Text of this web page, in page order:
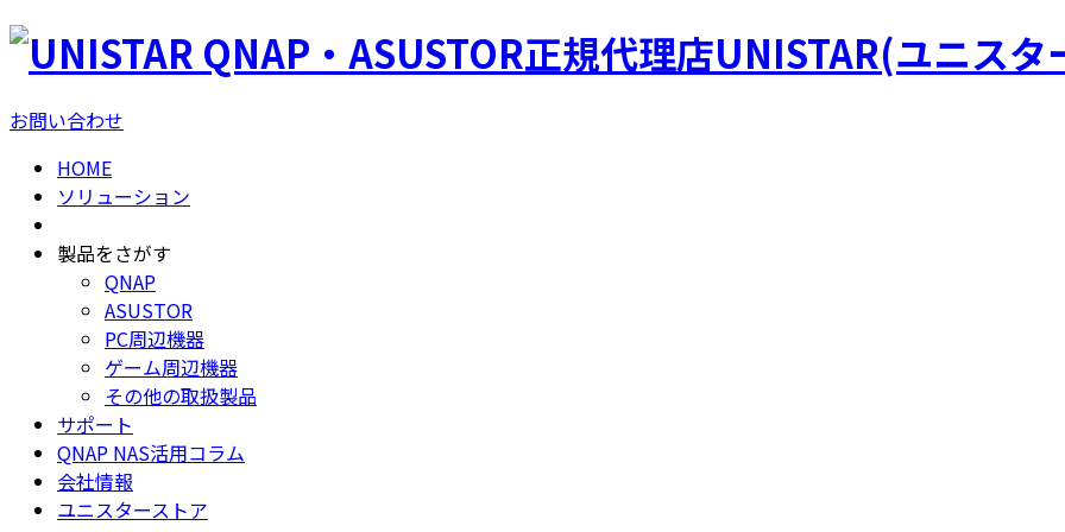
QNAP・ASUSTOR正規代理店UNISTAR(ユニスタ
お問い合わせ
HOME
ソリューション
製品をさがす
QNAP
ASUSTOR
PC周辺機器
ゲーム周辺機器
その他の取扱製品
サポート
QNAP NAS活用コラム
会社情報
ユニスターストア